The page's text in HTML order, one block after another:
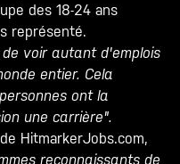
des 18-24 ans
représenté.
voir autant d'emplois
entier. Cela
ont la
une carrière".
HitmarkerJobs.com,
reconnaissants de